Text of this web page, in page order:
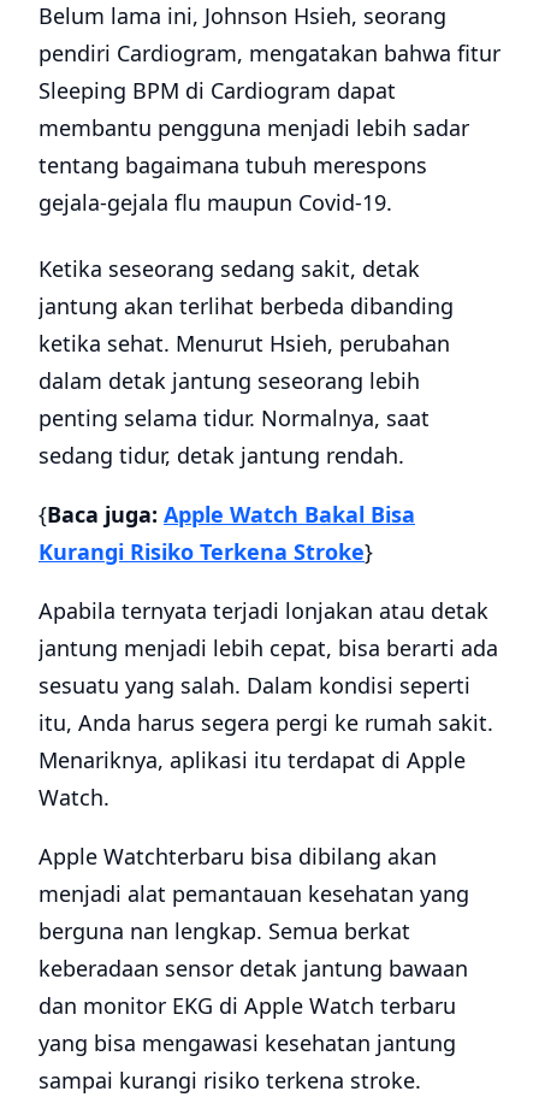
Belum lama ini, Johnson Hsieh, seorang
pendiri Cardiogram, mengatakan bahwa fitur
Sleeping BPM di Cardiogram dapat
membantu pengguna menjadi lebih sadar
tentang bagaimana tubuh merespons
gejala-gejala flu maupun Covid-19.
Ketika seseorang sedang sakit, detak
jantung akan terlihat berbeda dibanding
ketika sehat. Menurut Hsieh, perubahan
dalam detak jantung seseorang lebih
penting selama tidur. Normalnya, saat
sedang tidur, detak jantung rendah.
{Baca juga: Apple Watch Bakal Bisa
Kurangi Risiko Terkena Stroke}
Apabila ternyata terjadi lonjakan atau detak
jantung menjadi lebih cepat, bisa berarti ada
sesuatu yang salah. Dalam kondisi seperti
itu, Anda harus segera pergi ke rumah sakit.
Menariknya, aplikasi itu terdapat di Apple
Watch.
Apple Watchterbaru bisa dibilang akan
menjadi alat pemantauan kesehatan yang
berguna nan lengkap. Semua berkat
keberadaan sensor detak jantung bawaan
dan monitor EKG di Apple Watch terbaru
yang bisa mengawasi kesehatan jantung
sampai kurangi risiko terkena stroke.